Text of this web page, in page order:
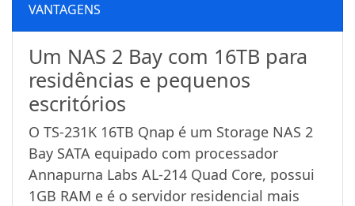
VANTAGENS
Um NAS 2 Bay com 16TB para
residências e pequenos
escritórios
O TS-231K 16TB Qnap é um Storage NAS 2
Bay SATA equipado com processador
Annapurna Labs AL-214 Quad Core, possui
1GB RAM e é o servidor residencial mais